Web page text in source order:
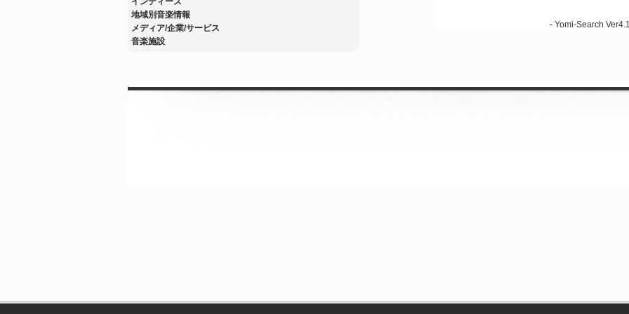
地域別音楽情報
メディア/企業/サービス
音楽施設
- Yomi-Search